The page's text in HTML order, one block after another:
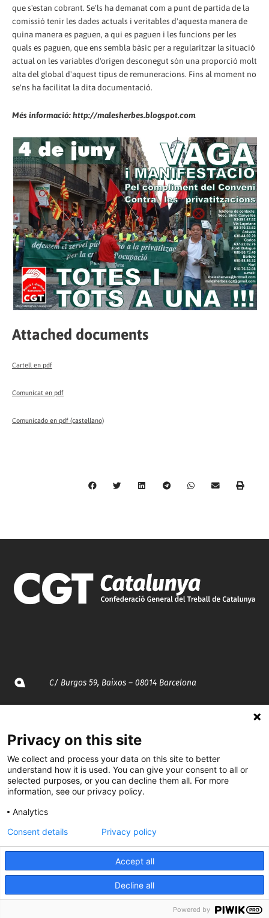
que s'estan cobrant. Se'ls ha demanat com a punt de partida de la
comissió tenir les dades actuals i veritables d'aquesta manera de
quina manera es paguen, a qui es paguen i les funcions per les
quals es paguen, que ens sembla bàsic per a regularitzar la situació
actual on les variables d'origen desconegut són una proporció molt
alta del global d'aquest tipus de remuneracions. Fins al moment no
se'ns ha facilitat la dita documentació.
Més informació: http://malesherbes.blogspot.com
Attached documents
Cartell en pdf
Comunicat en pdf
Comunicado en pdf (castellano)
C/ Burgos 59, Baixos – 08014 Barcelona
935 120 481
@CGTCatalunya
cgtcatalunya
Desenvolupat per
Privacy on this site
We collect and process your data on this site to better
understand how it is used. You can give your consent to all or
selected purposes, or you can decline them all. For more
information, see our privacy policy.
Analytics
Accept all
Decline all
Consent details Privacy policy
Powered by